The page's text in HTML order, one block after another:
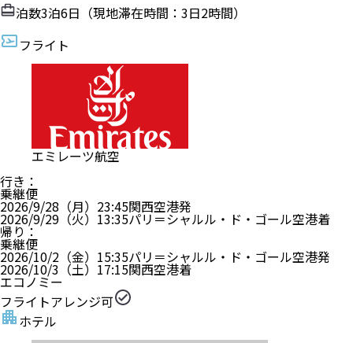
泊数3泊6日（現地滞在時間： 3日2時間）
フライト
エミレーツ航空
行き ：
乗継便
2026/9/28（月） 23:45関西空港発
2026/9/29（火） 13:35パリ＝シャルル・ド・ゴール空港着
帰り ：
乗継便
2026/10/2（金） 15:35パリ＝シャルル・ド・ゴール空港発
2026/10/3（土） 17:15関西空港着
エコノミー
フライトアレンジ可
ホテル